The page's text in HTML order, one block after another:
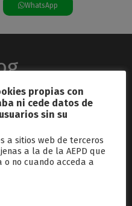
WhatsApp
26, 2024
– Turbo TTE466
propias con
ni cede datos de
sin su
a sitios web de terceros
a la de la AEPD que
no cuando acceda a